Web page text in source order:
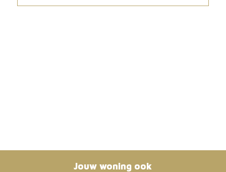
Jouw woning ook